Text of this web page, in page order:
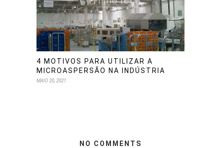
4 MOTIVOS PARA UTILIZAR A
MICROASPERSÃO NA INDÚSTRIA
MAIO 20, 2021
NO COMMENTS